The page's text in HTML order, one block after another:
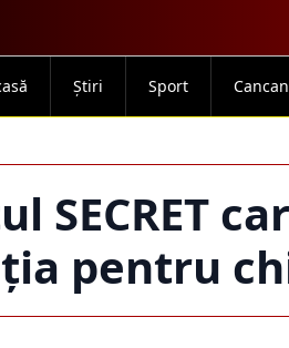
Știri Sport Cancan
SECRET
pentru